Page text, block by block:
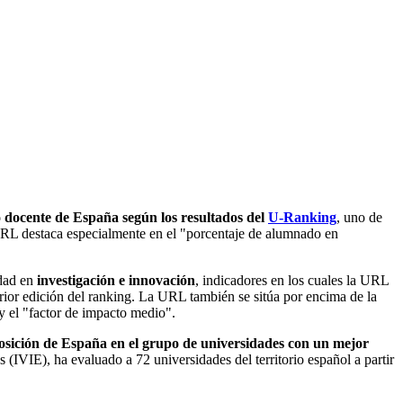
de España según los resultados del U-Ranking, uno de
destaca especialmente en el "porcentaje de alumnado en
en investigación e innovación, indicadores en los cuales la URL
edición del ranking. La URL también se sitúa por encima de la
el "factor de impacto medio".
de España en el grupo de universidades con un mejor
ha evaluado a 72 universidades del territorio español a partir